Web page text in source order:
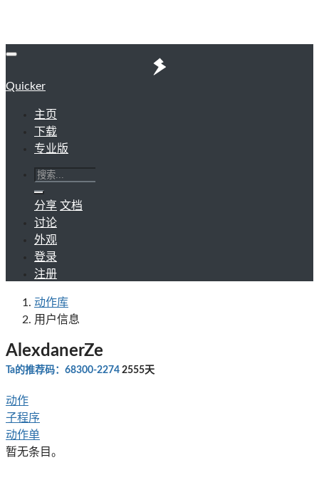
Quicker
主页
下载
专业版
分享 文档
讨论
外观
登录
注册
动作库
用户信息
AlexdanerZe
Ta的推荐码：68300-2274 2555天
动作
子程序
动作单
暂无条目。